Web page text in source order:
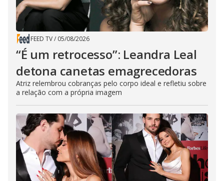
FEED TV/ 05/08/2026
“É um retrocesso”: Leandra Leal
detona canetas emagrecedoras
Atriz relembrou cobranças pelo corpo ideal e refletiu sobre
a relação com a própria imagem